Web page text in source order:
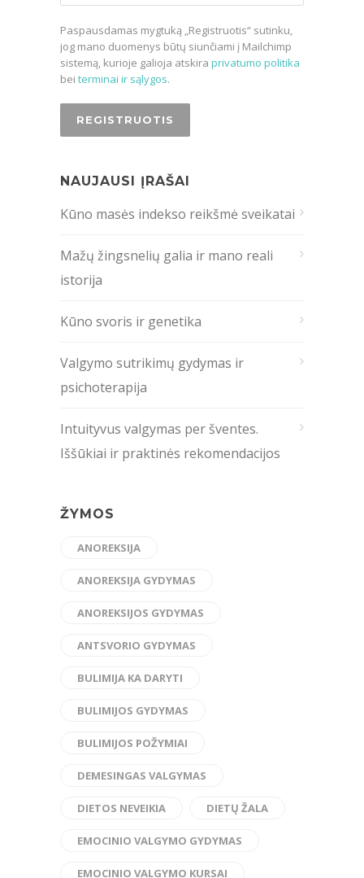
Paspausdamas mygtuką „Registruotis“ sutinku,
jog mano duomenys būtų siunčiami į Mailchimp
sistemą, kurioje galioja atskira privatumo politika
bei terminai ir sąlygos.
NAUJAUSI ĮRAŠAI
Kūno masės indekso reikšmė sveikatai
Mažų žingsnelių galia ir mano reali
istorija
Kūno svoris ir genetika
Valgymo sutrikimų gydymas ir
psichoterapija
Intuityvus valgymas per šventes.
Iššūkiai ir praktinės rekomendacijos
ŽYMOS
ANOREKSIJA
ANOREKSIJA GYDYMAS
ANOREKSIJOS GYDYMAS
ANTSVORIO GYDYMAS
BULIMIJA KA DARYTI
BULIMIJOS GYDYMAS
BULIMIJOS POŽYMIAI
DEMESINGAS VALGYMAS
DIETOS NEVEIKIA DIETŲ ŽALA
EMOCINIO VALGYMO GYDYMAS
EMOCINIO VALGYMO KURSAI